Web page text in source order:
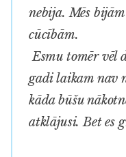
nebija. Mēs
cūcībām.
Esmu tomēr vēl
gadi laikam nav
kāda būšu
atklājusi. Bet es